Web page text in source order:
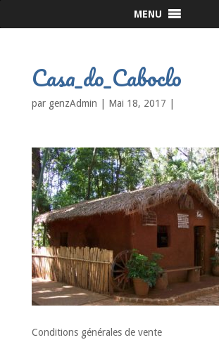
MENU
Casa_do_Caboclo
par genzAdmin Mai 18, 2017
Conditions générales de vente